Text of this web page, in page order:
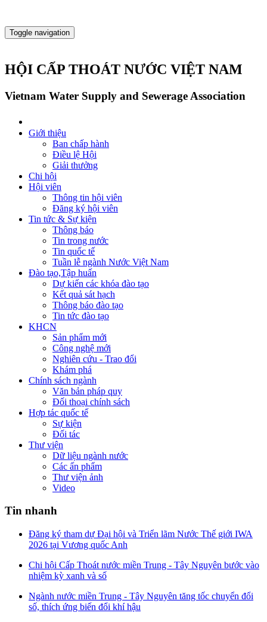
Toggle navigation
HỘI CẤP THOÁT NƯỚC VIỆT NAM
Vietnam Water Supply and Sewerage Association
Giới thiệu
Ban chấp hành
Điều lệ Hội
Giải thưởng
Chi hội
Hội viên
Thông tin hội viên
Đăng ký hội viên
Tin tức & Sự kiện
Thông báo
Tin trong nước
Tin quốc tế
Tuần lễ ngành Nước Việt Nam
Đào tạo,Tập huấn
Dự kiến các khóa đào tạo
Kết quả sát hạch
Thông báo đào tạo
Tin tức đào tạo
KHCN
Sản phẩm mới
Công nghệ mới
Nghiên cứu - Trao đổi
Khám phá
Chính sách ngành
Văn bản pháp quy
Đối thoại chính sách
Hợp tác quốc tế
Sự kiện
Đối tác
Thư viện
Dữ liệu ngành nước
Các ấn phẩm
Thư viện ảnh
Video
Tin nhanh
Đăng ký tham dự Đại hội và Triển lãm Nước Thế giới IWA
2026 tại Vương quốc Anh
Chi hội Cấp Thoát nước miền Trung - Tây Nguyên bước vào
nhiệm kỳ xanh và số
Ngành nước miền Trung - Tây Nguyên tăng tốc chuyển đổi
số, thích ứng biến đổi khí hậu